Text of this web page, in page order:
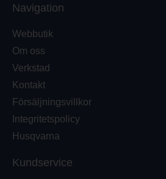
Navigation
Webbutik
Om oss
Verkstad
Kontakt
Försäljningsvillkor
Integritetspolicy
Husqvarna
Kundservice